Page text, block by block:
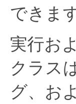
できま
実行お
クラス
グ、お